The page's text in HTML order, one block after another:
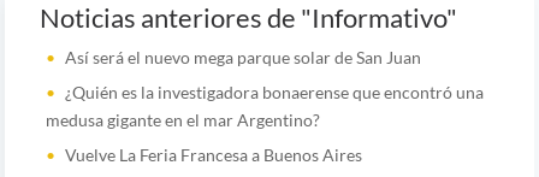
Noticias anteriores de "Informativo"
Así será el nuevo mega parque solar de San Juan
¿Quién es la investigadora bonaerense que encontró una
medusa gigante en el mar Argentino?
Vuelve La Feria Francesa a Buenos Aires